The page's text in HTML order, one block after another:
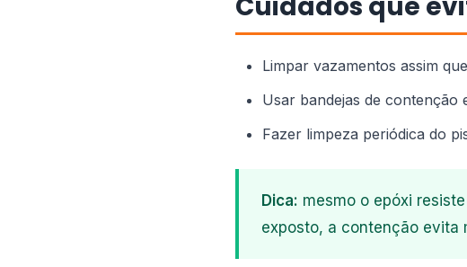
Limpar vazamentos assim
Usar bandejas de contenção
Fazer limpeza periódica do
Dica: mesmo o epóxi
exposto, a contenção evita